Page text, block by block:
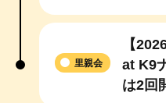
【
at K9
は2回
里親会